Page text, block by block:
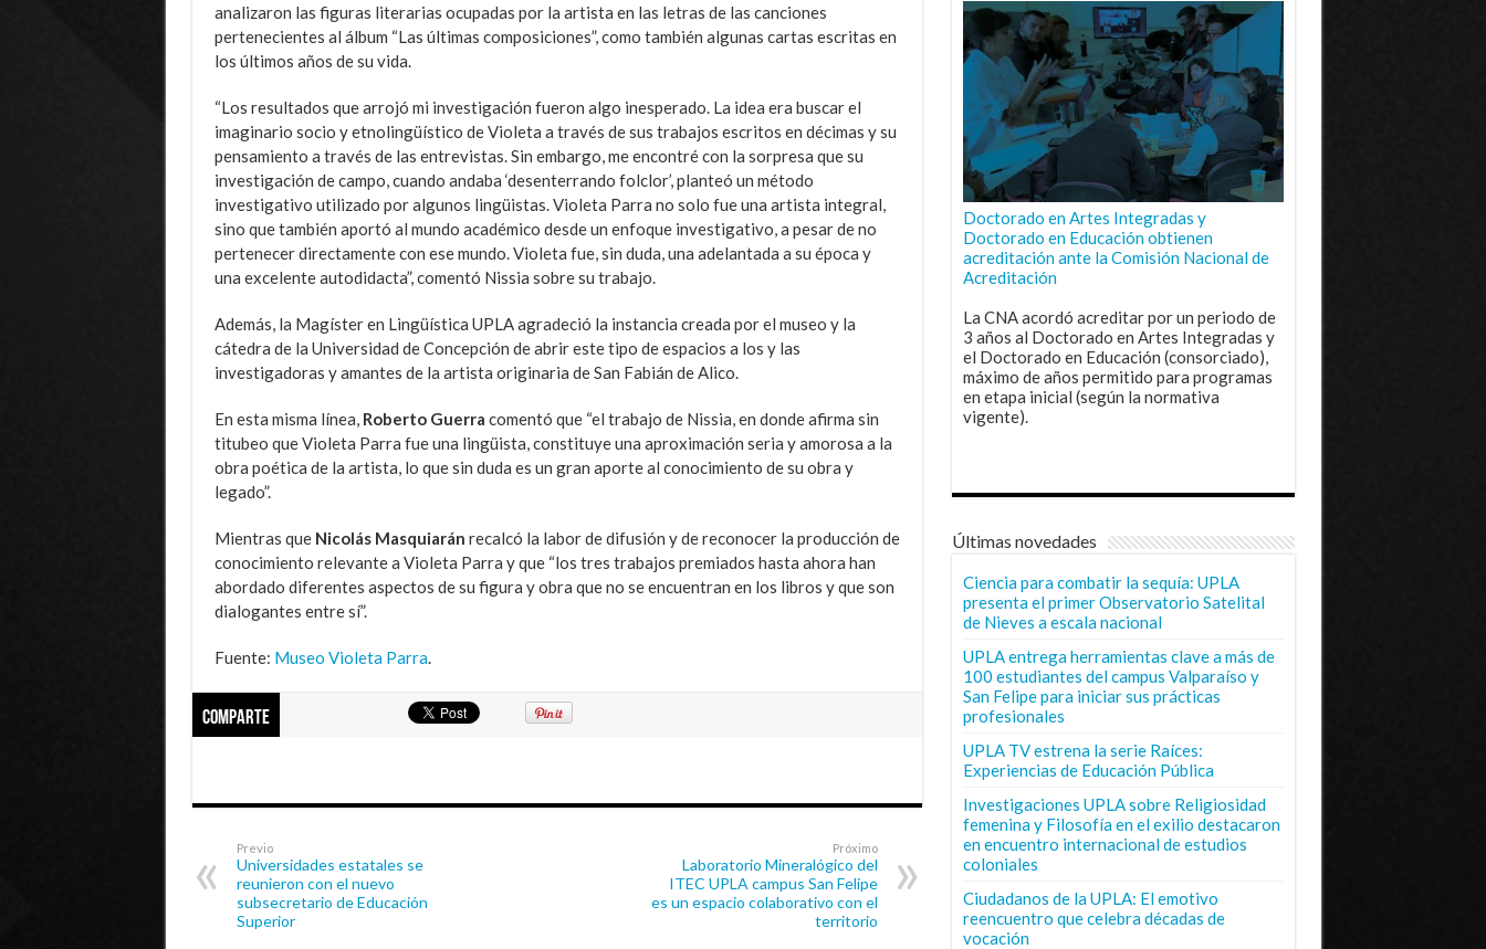
analizaron las figuras literarias ocupadas por la artista en las letras de las canciones
pertenecientes al álbum “Las últimas composiciones”, como también algunas cartas escritas en
los últimos años de su vida.
“Los resultados que arrojó mi investigación fueron algo inesperado. La idea era buscar el
imaginario socio y etnolingüístico de Violeta a través de sus trabajos escritos en décimas y su
pensamiento a través de las entrevistas. Sin embargo, me encontré con la sorpresa que su
investigación de campo, cuando andaba ‘desenterrando folclor’, planteó un método
investigativo utilizado por algunos lingüistas. Violeta Parra no solo fue una artista integral,
sino que también aportó al mundo académico desde un enfoque investigativo, a pesar de no
pertenecer directamente con ese mundo. Violeta fue, sin duda, una adelantada a su época y
una excelente autodidacta”, comentó Nissia sobre su trabajo.
Además, la Magíster en Lingüística UPLA agradeció la instancia creada por el museo y la
cátedra de la Universidad de Concepción de abrir este tipo de espacios a los y las
investigadoras y amantes de la artista originaria de San Fabián de Alico.
En esta misma línea, Roberto Guerra comentó que “el trabajo de Nissia, en donde afirma sin
titubeo que Violeta Parra fue una lingüista, constituye una aproximación seria y amorosa a la
obra poética de la artista, lo que sin duda es un gran aporte al conocimiento de su obra y
legado”.
Mientras que Nicolás Masquiarán recalcó la labor de difusión y de reconocer la producción de
conocimiento relevante a Violeta Parra y que “los tres trabajos premiados hasta ahora han
abordado diferentes aspectos de su figura y obra que no se encuentran en los libros y que son
dialogantes entre sí”.
Fuente: Museo Violeta Parra.
Comparte
Previo
Universidades estatales se
reunieron con el nuevo
subsecretario de Educación
Superior
Próximo
Laboratorio Mineralógico del
ITEC UPLA campus San Felipe
es un espacio colaborativo con el
territorio
Doctorado en Artes Integradas y
Doctorado en Educación obtienen
acreditación ante la Comisión Nacional de
Acreditación
La CNA acordó acreditar por un periodo de
3 años al Doctorado en Artes Integradas y
el Doctorado en Educación (consorciado),
máximo de años permitido para programas
en etapa inicial (según la normativa
vigente).
Últimas novedades
Ciencia para combatir la sequía: UPLA
presenta el primer Observatorio Satelital
de Nieves a escala nacional
UPLA entrega herramientas clave a más de
100 estudiantes del campus Valparaíso y
San Felipe para iniciar sus prácticas
profesionales
UPLA TV estrena la serie Raíces:
Experiencias de Educación Pública
Investigaciones UPLA sobre Religiosidad
femenina y Filosofía en el exilio destacaron
en encuentro internacional de estudios
coloniales
Ciudadanos de la UPLA: El emotivo
reencuentro que celebra décadas de
vocación